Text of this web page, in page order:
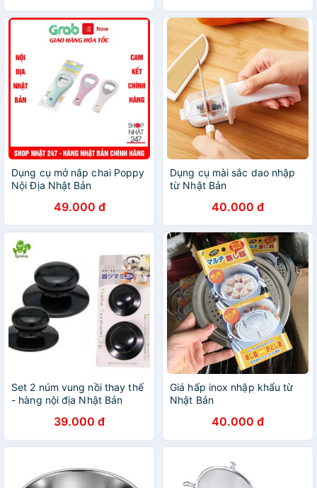
Dụng cụ mở nắp chai Poppy
Nội Địa Nhật Bản
49.000 đ
Dụng cụ mài sắc dao nhập
từ Nhật Bản
40.000 đ
Set 2 núm vung nồi thay thế
- hàng nội địa Nhật Bản
39.000 đ
Giá hấp inox nhập khẩu từ
Nhật Bản
40.000 đ